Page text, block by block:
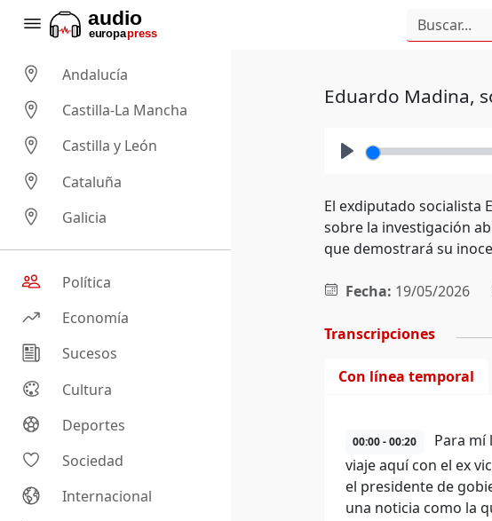
Andalucía
Castilla-La Mancha
Castilla y León
Cataluña
Galicia
Política
Economía
Sucesos
Cultura
Deportes
Sociedad
Internacional
Eduardo Madina,
El exdiputado socialista
sobre la investigación
que demostrará su
Fecha: 19/05/2026
Transcripciones
Con línea temporal
00:00 - 00:20
Para mí
viaje aquí con el ex
el presidente de
una noticia como la